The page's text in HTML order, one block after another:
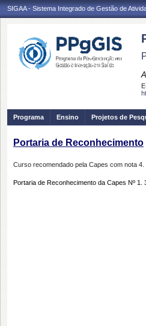
SIGAA - Sistema Integrado de Gestão de
Programa Ensino Projetos de
Portaria de Reconhecimento
Curso recomendado pela Capes com nota 4.
Portaria de Reconhecimento da Capes Nº